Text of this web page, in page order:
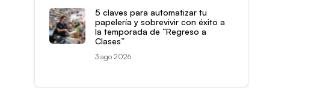
5 claves para automatizar tu
papelería y sobrevivir con éxito a
la temporada de “Regreso a
Clases”
3 ago 2026